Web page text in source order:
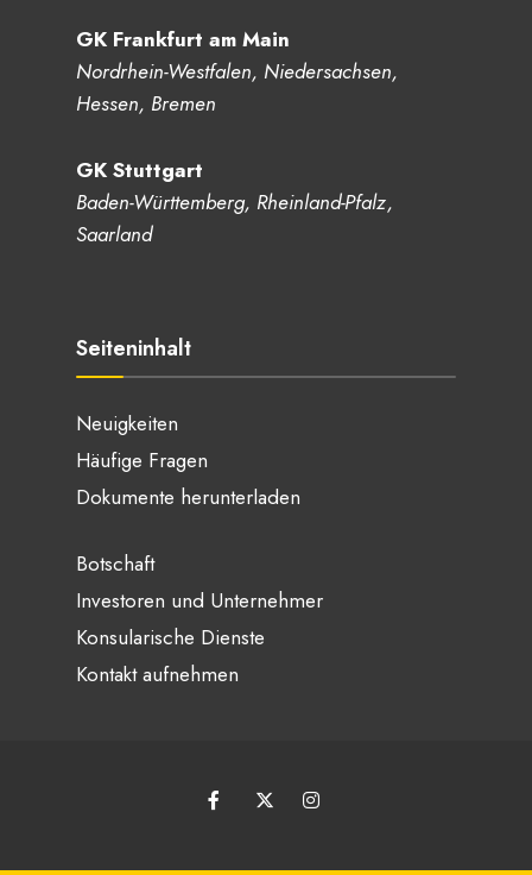
GK Frankfurt am Main
Nordrhein-Westfalen, Niedersachsen,
Hessen, Bremen
GK Stuttgart
Baden-Württemberg, Rheinland-Pfalz,
Saarland
Seiteninhalt
Neuigkeiten
Häufige Fragen
Dokumente herunterladen
Botschaft
Investoren und Unternehmer
Konsularische Dienste
Kontakt aufnehmen